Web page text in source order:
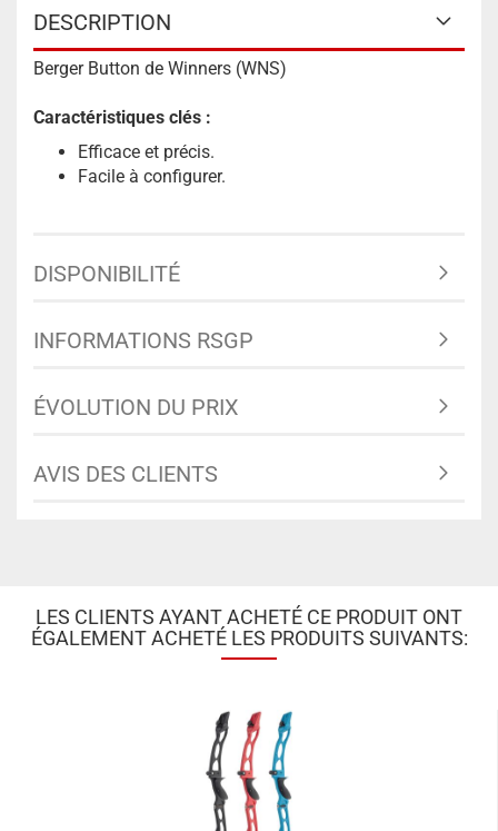
DESCRIPTION
Berger Button de Winners (WNS)
Caractéristiques clés :
Efficace et précis.
Facile à configurer.
DISPONIBILITÉ
INFORMATIONS RSGP
ÉVOLUTION DU PRIX
AVIS DES CLIENTS
LES CLIENTS AYANT ACHETÉ CE PRODUIT ONT
ÉGALEMENT ACHETÉ LES PRODUITS SUIVANTS: